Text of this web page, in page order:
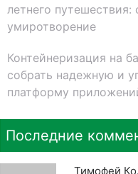
летнего
умиротворение
Контейнеризация на
собрать надежную и
платформу
Последние
Тимофей